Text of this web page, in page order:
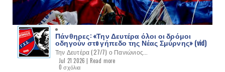
Πάνθηρες: «Την Δευτέρα όλοι οι δρόμοι
οδηγούν στo γήπεδο της Νέας Σμύρνης» (vid)
Την Δευτέρα (27/7) ο Πανιώνιος...
Jul 21 2026 | Read more
0 σχόλια